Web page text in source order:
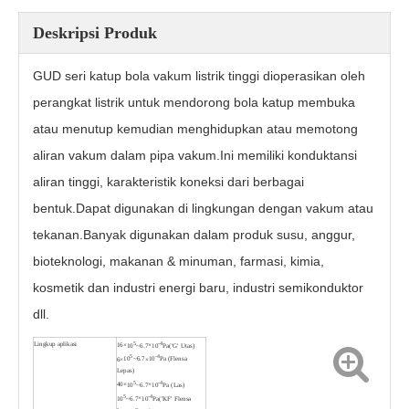
Katup Bola Vakum Listrik Tinggi GUD-40F
Deskripsi Produk
GUD seri katup bola vakum listrik tinggi dioperasikan oleh
perangkat listrik untuk mendorong bola katup membuka
atau menutup kemudian menghidupkan atau memotong
aliran vakum dalam pipa vakum.Ini memiliki konduktansi
aliran tinggi, karakteristik koneksi dari berbagai
bentuk.Dapat digunakan di lingkungan dengan vakum atau
tekanan.Banyak digunakan dalam produk susu, anggur,
bioteknologi, makanan & minuman, farmasi, kimia,
kosmetik dan industri energi baru, industri semikonduktor
dll.
Lingkup aplikasi 16×105~6.7×10-4Pa('G' Utas)
6×105~6.7×10-4Pa (Flensa
Lepas)
40×105~6.7×10-4Pa (Las)
105~6.7×10-4Pa('KF' Flensa